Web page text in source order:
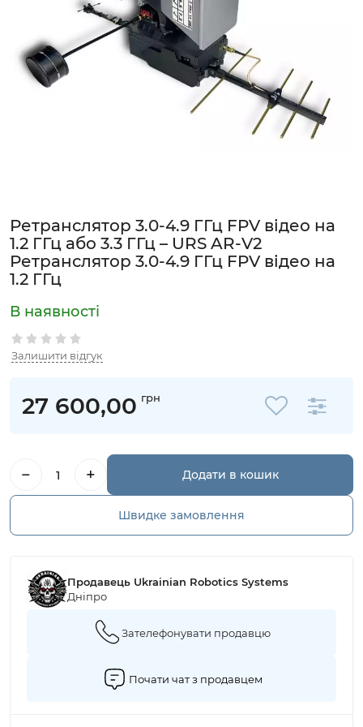
Ретранслятор 3.0-4.9 ГГц FPV відео на
1.2 ГГц або 3.3 ГГц – URS AR-V2
Ретранслятор 3.0-4.9 ГГц FPV відео на
1.2 ГГц
Залишити відгук
27 600,00 грн
− +
Швидке замовлення
Додати в кошик
Продавець Ukrainian Robotics Systems
Дніпро
Зателефонувати продавцю
Почати чат з продавцем